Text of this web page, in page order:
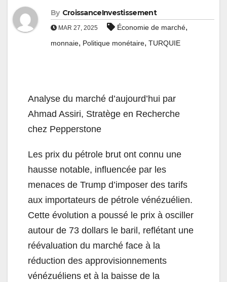
By CroissanceInvestissement
MAR 27, 2025 Économie de marché,
monnaie, Politique monétaire, TURQUIE
Analyse du marché d’aujourd’hui par
Ahmad Assiri, Stratège en Recherche
chez Pepperstone
Les prix du pétrole brut ont connu une
hausse notable, influencée par les
menaces de Trump d’imposer des tarifs
aux importateurs de pétrole vénézuélien.
Cette évolution a poussé le prix à osciller
autour de 73 dollars le baril, reflétant une
réévaluation du marché face à la
réduction des approvisionnements
vénézuéliens et à la baisse de la